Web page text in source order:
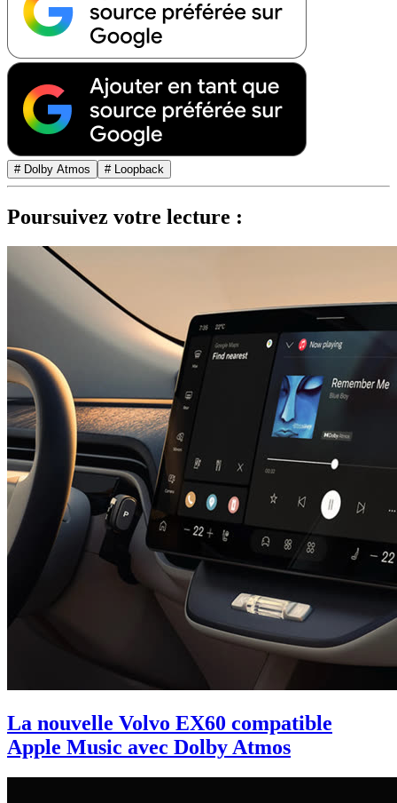
# Dolby Atmos # Loopback
Poursuivez votre lecture :
La nouvelle Volvo EX60 compatible
Apple Music avec Dolby Atmos